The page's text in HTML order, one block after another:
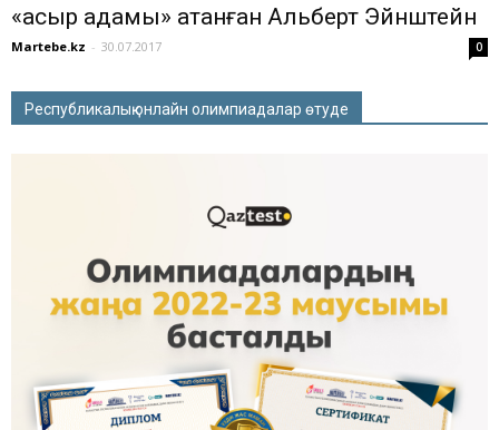
«Ғасыр адамы» атанған Альберт Эйнштейн
Martebe.kz - 30.07.2017 0
Республикалық онлайн олимпиадалар өтуде